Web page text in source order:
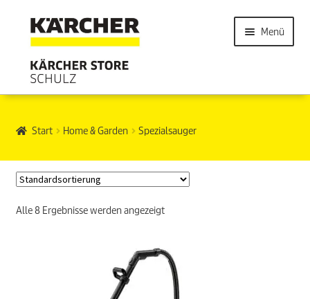
Menü
Start Home & Garden Spezialsauger
Alle 8 Ergebnisse werden angezeigt